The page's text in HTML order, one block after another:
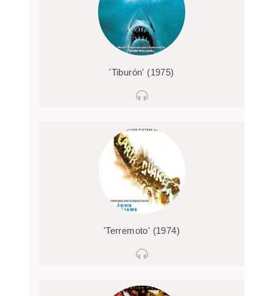
'Tiburón' (1975)
'Terremoto' (1974)